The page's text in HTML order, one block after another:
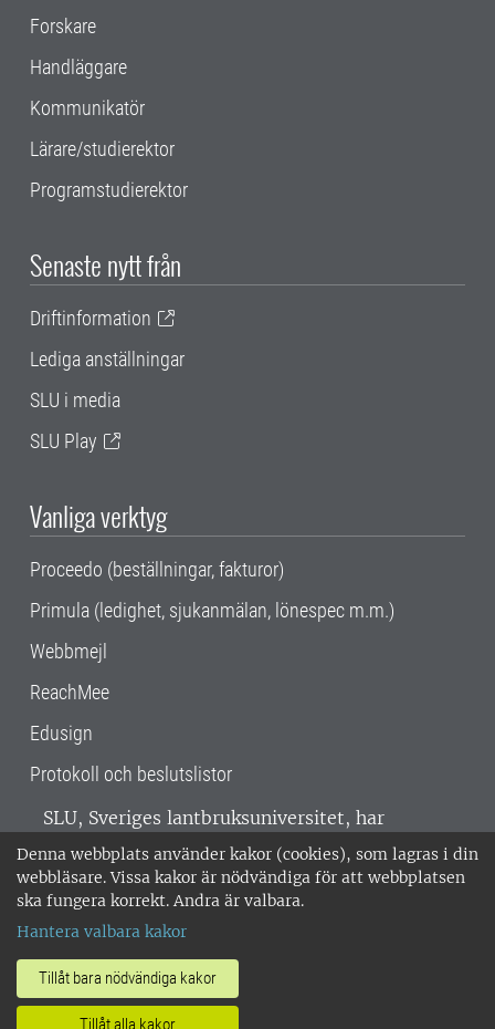
Denna webbplats använder kakor (cookies), som lagras i din
webbläsare. Vissa kakor är nödvändiga för att webbplatsen
ska fungera korrekt. Andra är valbara.
Hantera valbara kakor
Tillåt bara nödvändiga kakor
Tillåt alla kakor
Forskare
Handläggare
Kommunikatör
Lärare/studierektor
Programstudierektor
Senaste nytt från
Driftinformation
Lediga anställningar
SLU i media
SLU Play
Vanliga verktyg
Proceedo (beställningar, fakturor)
Primula (ledighet, sjukanmälan, lönespec m.m.)
Webbmejl
ReachMee
Edusign
Protokoll och beslutslistor
SLU, Sveriges lantbruksuniversitet, har
verksamhet över hela Sverige. Huvudorter är
Alnarp, Uppsala och Umeå.SLU är
miljöcertifierat enligt ISO 14001. •
018-67 10 00 • Org nr: 202100-2817 •
Om SLU:s webbplatser
•Hantera kakor•Behandling av